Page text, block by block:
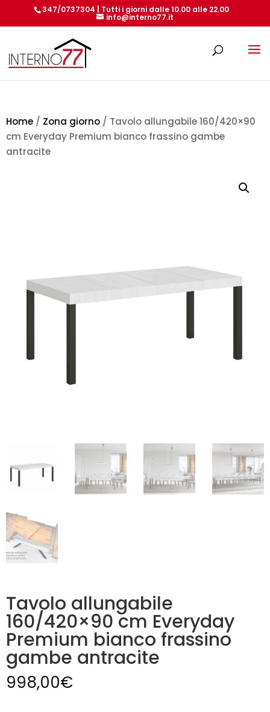
347/0737304 | Tutti i giorni dalle 10.00 alle 22.00
info@interno77.it
Home / Zona giorno / Tavolo allungabile 160/420×90
cm Everyday Premium bianco frassino gambe
antracite
Tavolo allungabile
160/420×90 cm Everyday
Premium bianco frassino
gambe antracite
998,00€